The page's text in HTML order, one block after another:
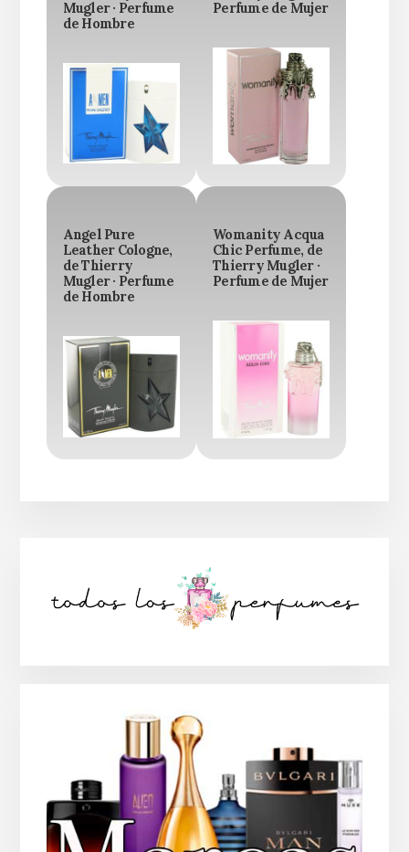
Mugler · Perfume
de Hombre
Perfume de Mujer
Angel Pure
Leather Cologne,
de Thierry
Mugler · Perfume
de Hombre
Womanity Acqua
Chic Perfume, de
Thierry Mugler ·
Perfume de Mujer
lateral